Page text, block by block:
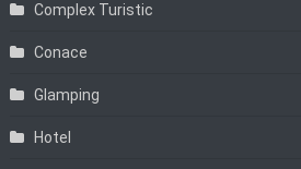
Complex Turistic
Conace
Glamping
Hotel